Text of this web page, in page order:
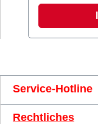
ca. 250 ml
Service-Hotline
Rechtliches